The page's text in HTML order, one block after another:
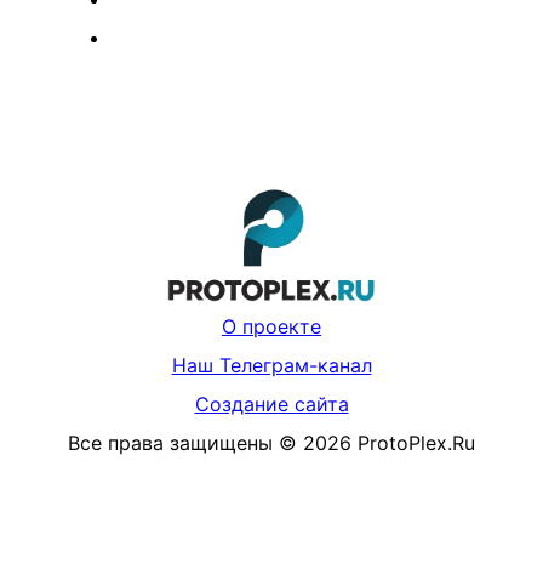
О проекте
Наш Телеграм-канал
Создание сайта
Все права защищены © 2026 ProtoPlex.Ru